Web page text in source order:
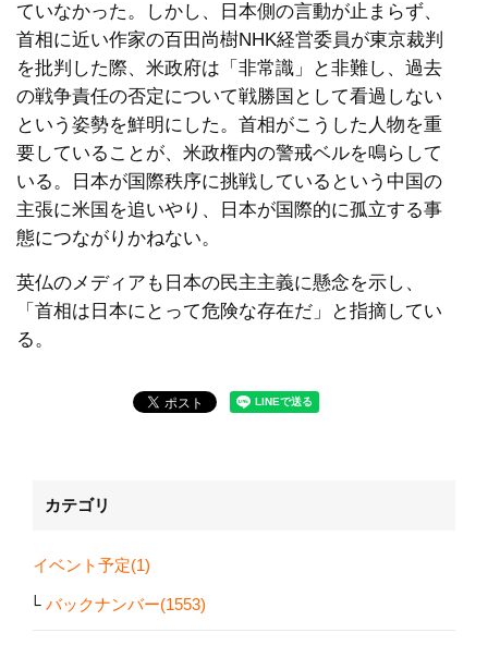
ていなかった。しかし、日本側の言動が止まらず、
首相に近い作家の百田尚樹NHK経営委員が東京裁判
を批判した際、米政府は「非常識」と非難し、過去
の戦争責任の否定について戦勝国として看過しない
という姿勢を鮮明にした。首相がこうした人物を重
要していることが、米政権内の警戒ベルを鳴らして
いる。日本が国際秩序に挑戦しているという中国の
主張に米国を追いやり、日本が国際的に孤立する事
態につながりかねない。
英仏のメディアも日本の民主主義に懸念を示し、
「首相は日本にとって危険な存在だ」と指摘してい
る。
カテゴリ
イベント予定(1)
バックナンバー(1553)